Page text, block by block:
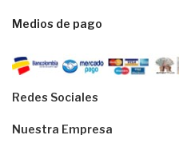
Medios de pago
Redes Sociales
Nuestra Empresa